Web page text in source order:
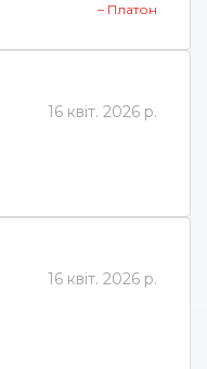
– Платон
16 квіт. 2026 р.
16 квіт. 2026 р.